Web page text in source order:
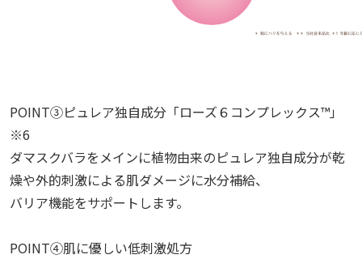
POINT③ピュレア独自成分「ローズ６コンプレックス™」
※6
ダマスクバラをメインに植物由来のピュレア独自成分が乾
燥や外的刺激による肌ダメージに水分補給、
バリア機能をサポートします。
POINT④肌に優しい低刺激処方